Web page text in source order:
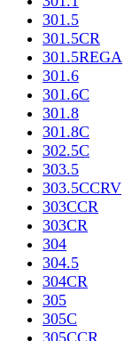
301.5
301.5CR
301.5REGA
301.6
301.6C
301.8
301.8C
302.5C
303.5
303.5CCRV
303CCR
303CR
304
304.5
304CR
305
305C
305CCR